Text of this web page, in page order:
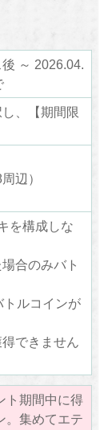
～ 2026.04.
、【期間限
辺）
を構成しな
合のみバト
トルコインが
できません
ト期間中に得
。集めてエテ